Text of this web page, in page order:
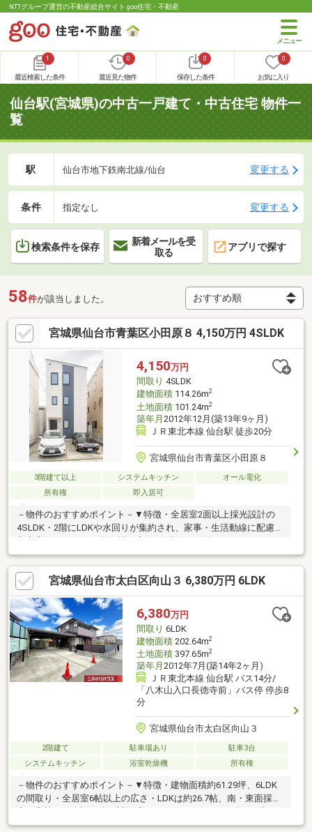
NTTグループ運営の不動産総合サイト goo住宅・不動産
1
最近検索した条件
0
最近見た物件
0
保存した条件
0
お気に入り
仙台駅(宮城県)の中古一戸建て・中古住宅 物件一
覧
駅 仙台市地下鉄南北線/仙台 変更する
条件 指定なし 変更する
検索条件を保存
新着メールを受
取る
アプリで探す
58件が該当しました。
宮城県仙台市青葉区小田原８ 4,150万円 4SLDK
4,150万円
間取り 4SLDK
建物面積114.26m2
土地面積101.24m2
築年月 2012年12月(築13年9ヶ月)
ＪＲ東北本線 仙台駅 徒歩20分
宮城県仙台市青葉区小田原８
3階建て以上 システムキッチン
オール電化
所有権
即入居可
－物件のおすすめポイント－▼特徴・全居室2面以上採光設計の
4SLDK・2階にLDKや水回りが集約され、家事・生活動線に配慮・
を配置・南側にバルコニー付・駐車場は並列2台分有(車種によ
る)▼設備・IHクッキングヒーター・省エネ給湯器▼周辺環境・小
田原青葉のまち公園 徒歩2分(約130m)・ウジエスーパー小田原店
徒歩4分(約300m)・セブンイレブン仙台小田原8丁目店 徒歩1分(約
30m)■ ご希望の住まい探しをお手伝いします ━━━━━・・・物
件の詳細・ご相談はお気軽にお問い合わせください。
宮城県仙台市太白区向山３ 6,380万円 6LDK
6,380万円
間取り 6LDK
建物面積202.64m2
土地面積397.65m2
築年月 2012年7月(築14年2ヶ月)
ＪＲ東北本線 仙台駅 バス14分/
「八木山入口長徳寺前」バス停 停歩8
分
宮城県仙台市太白区向山３
2階建て 駐車場あり
駐車3台
システムキッチン
浴室乾燥機 所有権
－物件のおすすめポイント－▼特徴・建物面積約61.29坪、6LDK
の間取り・全居室6帖以上の広さ・LDKは約26.7帖、南・東面採
ニキッチン有・来客時にも役立つ続き間仕様の和室・土地面積約